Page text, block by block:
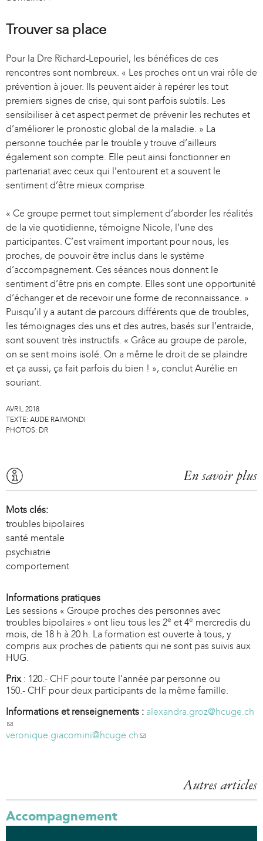
Trouver sa place
Pour la Dre Richard-Lepouriel, les bénéfices de ces
rencontres sont nombreux. « Les proches ont un vrai rôle de
prévention à jouer. Ils peuvent aider à repérer les tout
premiers signes de crise, qui sont parfois subtils. Les
sensibiliser à cet aspect permet de prévenir les rechutes et
d’améliorer le pronostic global de la maladie. » La
personne touchée par le trouble y trouve d’ailleurs
également son compte. Elle peut ainsi fonctionner en
partenariat avec ceux qui l’entourent et a souvent le
sentiment d’être mieux comprise.
« Ce groupe permet tout simplement d’aborder les réalités
de la vie quotidienne, témoigne Nicole, l’une des
participantes. C’est vraiment important pour nous, les
proches, de pouvoir être inclus dans le système
d’accompagnement. Ces séances nous donnent le
sentiment d’être pris en compte. Elles sont une opportunité
d’échanger et de recevoir une forme de reconnaissance. »
Puisqu’il y a autant de parcours différents que de troubles,
les témoignages des uns et des autres, basés sur l’entraide,
sont souvent très instructifs. « Grâce au groupe de parole,
on se sent moins isolé. On a même le droit de se plaindre
et ça aussi, ça fait parfois du bien ! », conclut Aurélie en
souriant.
AVRIL 2018
TEXTE: AUDE RAIMONDI
PHOTOS: DR
En savoir plus
Mots clés:
troubles bipolaires
santé mentale
psychiatrie
comportement
Informations pratiques
Les sessions « Groupe proches des personnes avec
troubles bipolaires » ont lieu tous les 2e et 4e mercredis du
mois, de 18 h à 20 h. La formation est ouverte à tous, y
compris aux proches de patients qui ne sont pas suivis aux
HUG.
Prix : 120.- CHF pour toute l’année par personne ou
150.- CHF pour deux participants de la même famille.
Informations et renseignements : alexandra.groz@hcuge.ch
(
l
d
s
veronique.giacomini@hcuge.ch(
d
Autres articles
Accompagnement